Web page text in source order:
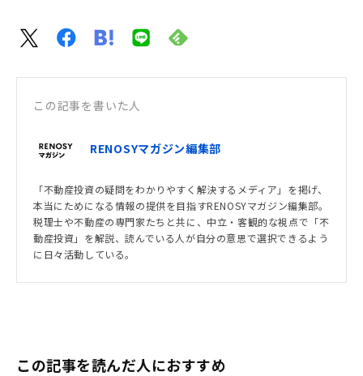
この記事を書いた人
RENOSYマガジン編集部
「不動産投資の疑問をわかりやすく解決するメディア」を掲げ、
本当にためになる情報の提供を目指すRENOSYマガジン編集部。
税理士や不動産の専門家たちと共に、中立・客観的な視点で「不
動産投資」を解説、読んでいる人が自分の意思で選択できるよう
に日々活動している。
この記事を読んだ人におすすめ